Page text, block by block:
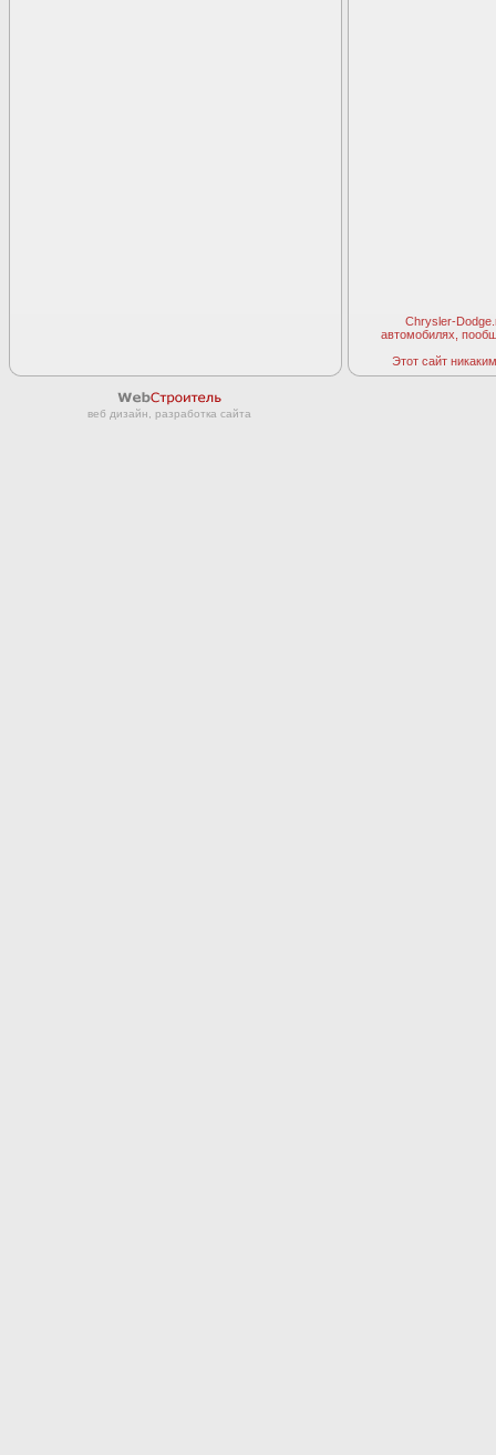
Chrysler-
автомобилях,
Этот сайт
веб дизайн, разработка сайта